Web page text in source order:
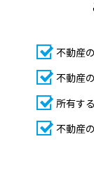
不動産
不動産
所有す
不動産